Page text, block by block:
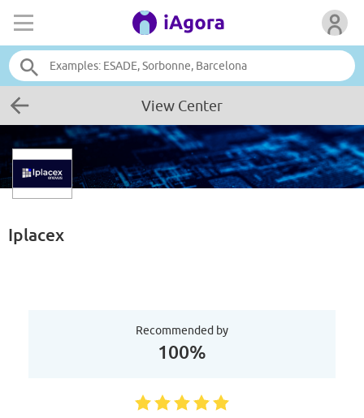
View Center
Iplacex
Recommended by
100%